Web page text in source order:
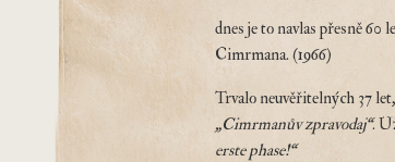
dnes je to navlas přesně
Cimrmana. (1966)
Trvalo neuvěřitelných 37
„Cimrmanův zpravodaj“.
erste phase!“